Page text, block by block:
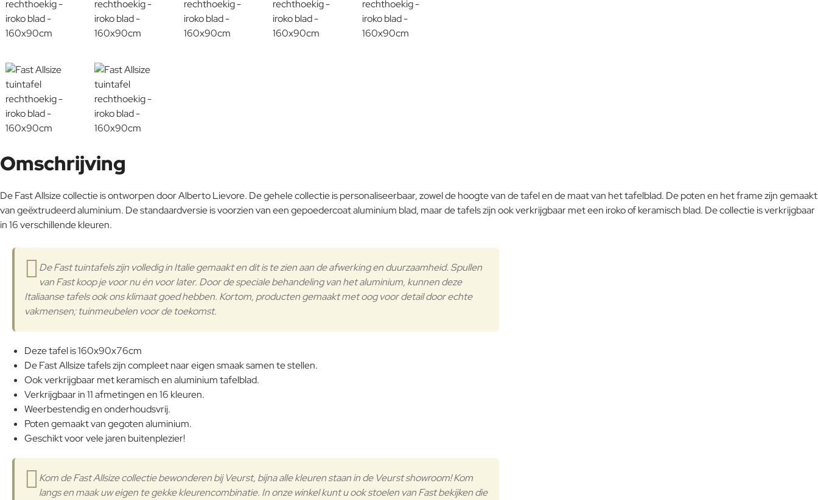
Aluminium
Om het product lange tijd in uitstekende staat te houden,
raden we aan om het correct en regelmatig te reinigen.
Omschrijving
De Fast Allsize collectie is ontworpen door Alberto Lievore. De gehele collectie is personaliseerbaar, zowel de hoogte van de tafel en de maat van het tafelblad. De poten en het frame zijn gemaakt
van geëxtrudeerd aluminium. De standaardversie is voorzien van een gepoedercoat aluminium blad, maar de tafels zijn ook verkrijgbaar met een iroko of keramisch blad. De collectie is verkrijgbaar
in 16 verschillende kleuren.
De Fast tuintafels zijn volledig in Italie gemaakt en dit is te zien aan de afwerking en duurzaamheid. Spullen
van Fast koop je voor nu én voor later. Door de speciale behandeling van het aluminium, kunnen deze
Italiaanse tafels ook ons klimaat goed hebben. Kortom, producten gemaakt met oog voor detail door echte
vakmensen; tuinmeubelen voor de toekomst.
Deze tafel is 160x90x76cm
De Fast Allsize tafels zijn compleet naar eigen smaak samen te stellen.
Ook verkrijgbaar met keramisch en aluminium tafelblad.
Verkrijgbaar in 11 afmetingen en 16 kleuren.
Weerbestendig en onderhoudsvrij.
Poten gemaakt van gegoten aluminium.
Geschikt voor vele jaren buitenplezier!
Kom de Fast Allsize collectie bewonderen bij Veurst, bijna alle kleuren staan in de Veurst showroom! Kom
langs en maak uw eigen te gekke kleurencombinatie. In onze winkel kunt u ook stoelen van Fast bekijken die